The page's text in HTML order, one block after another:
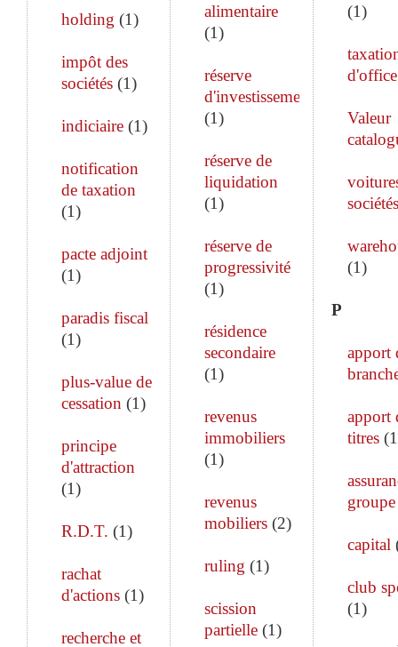
holding (1)
impôt des
sociétés (1)
indiciaire (1)
notification
de taxation
(1)
pacte adjoint
(1)
paradis fiscal
(1)
plus-value de
cessation (1)
principe
d'attraction
(1)
R.D.T. (1)
rachat
d'actions (1)
recherche et
alimentaire
(1)
réserve
d'investissement
(1)
réserve de
liquidation
(1)
réserve de
progressivité
(1)
résidence
secondaire
(1)
revenus
immobiliers
(1)
revenus
mobiliers(2)
ruling (1)
scission
partielle(1)
(1)
d'office
Valeur
sociétés
(1)
P
apport
apport
titres(1
groupe
capital
club
(1)